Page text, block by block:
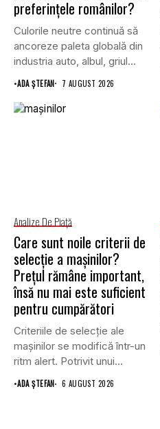
preferințele românilor?
Culorile neutre continuă să
ancoreze paleta globală din
industria auto, albul, griul...
•ADA ȘTEFAN 7 AUGUST 2026
Analize De Piață
Care sunt noile criterii de
selecție a mașinilor?
Prețul rămâne important,
însă nu mai este suficient
pentru cumpărători
Criteriile de selecție ale
mașinilor se modifică într-un
ritm alert. Potrivit unui...
•ADA ȘTEFAN 6 AUGUST 2026